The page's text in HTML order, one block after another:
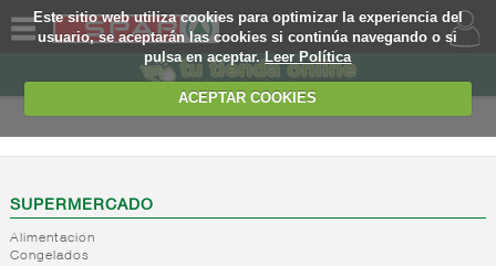
Este sitio web utiliza cookies para optimizar la experiencia del
usuario, se aceptarán las cookies si continúa navegando o si
pulsa en aceptar.Leer Política
ACEPTAR COOKIES
SOMOS
WEB
SUPERMERCADO
Alimentacion
Congelados